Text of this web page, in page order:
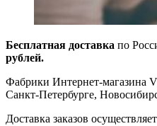
Бесплатная доставка по
рублей.
Фабрики Интернет-магазина
Санкт-Петербурге,
Доставка заказов